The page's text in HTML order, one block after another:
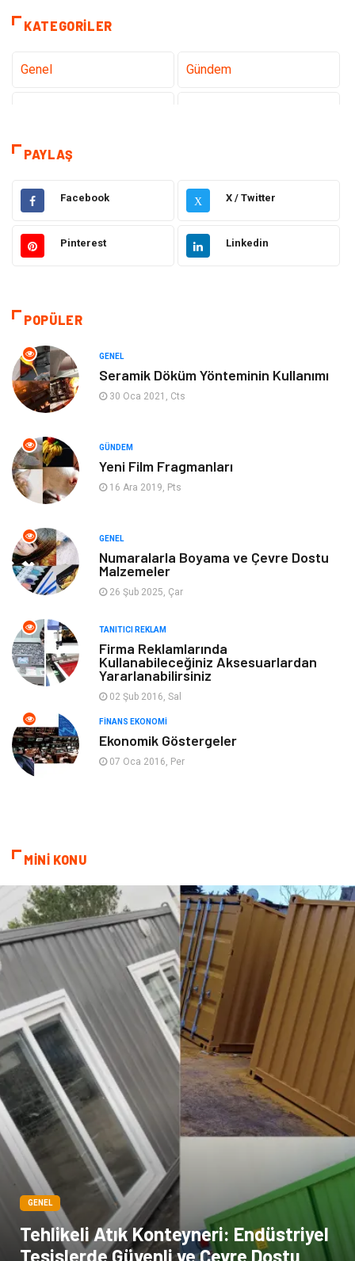
KATEGORILER
Genel Gündem
Eğitim
Hukuk Sağlıklı Yaşam
Elektrik Elektronik Giyim
Bilgisayar & Yazılım
Gıda
Makine
İnternet
Organizasyon Yeme İçme
Gayrimenkul Güzellik & Bakım
Anne Çocuk
Nakliye
Cam Mobilya
Spor Malzemeleri
Sigorta
PAYLAŞ
Facebook X X / Twitter
Pinterest Linkedin
POPÜLER
GENEL
Seramik Döküm Yönteminin Kullanımı
30 Oca 2021, Cts
GÜNDEM
Yeni Film Fragmanları
16 Ara 2019, Pts
GENEL
Numaralarla Boyama ve Çevre Dostu
Malzemeler
26 Şub 2025, Çar
TANITICI REKLAM
Firma Reklamlarında
Kullanabileceğiniz Aksesuarlardan
Yararlanabilirsiniz
02 Şub 2016, Sal
FINANS EKONOMI
Ekonomik Göstergeler
07 Oca 2016, Per
MİNİ KONU
GENEL
Tehlikeli Atık Konteyneri: Endüstriyel
Tesislerde Güvenli ve Çevre Dostu